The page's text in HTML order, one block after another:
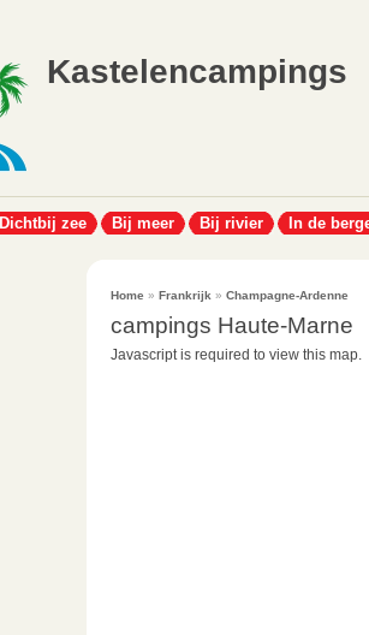
Kastelencampings
Dichtbij zee Bij meer Bij rivier In de
Home » Frankrijk » Champagne-Ardenne
campings Haute-Marne
Javascript is required to view this map.